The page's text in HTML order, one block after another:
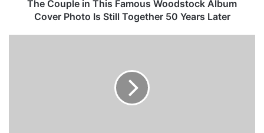
The Couple in This Famous Woodstock Album
Cover Photo Is Still Together 50 Years Later